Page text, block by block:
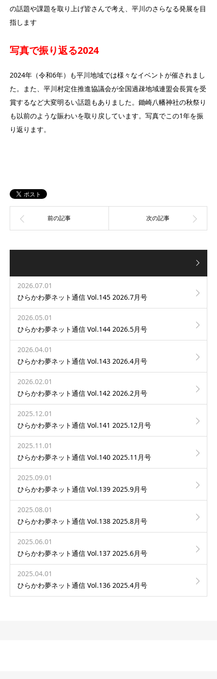
の話題や課題を取り上げ皆さんで考え、平川のさらなる発展を目
指します
写真で振り返る2024
2024年（令和6年）も平川地域では様々なイベントが催されまし
た。また、平川村定住推進協議会が全国過疎地域連盟会長賞を受
賞するなど大変明るい話題もありました。鋤崎八幡神社の秋祭り
も以前のような賑わいを取り戻しています。写真でこの1年を振
り返ります。
2026.07.01
ひらかわ夢ネット通信 Vol.145 2026.7月号
2026.05.01
ひらかわ夢ネット通信 Vol.144 2026.5月号
2026.04.01
ひらかわ夢ネット通信 Vol.143 2026.4月号
2026.02.01
ひらかわ夢ネット通信 Vol.142 2026.2月号
2025.12.01
ひらかわ夢ネット通信 Vol.141 2025.12月号
2025.11.01
ひらかわ夢ネット通信 Vol.140 2025.11月号
2025.09.01
ひらかわ夢ネット通信 Vol.139 2025.9月号
2025.08.01
ひらかわ夢ネット通信 Vol.138 2025.8月号
2025.06.01
ひらかわ夢ネット通信 Vol.137 2025.6月号
2025.04.01
ひらかわ夢ネット通信 Vol.136 2025.4月号